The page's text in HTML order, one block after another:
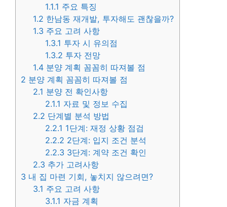
1.1.1 주요 특징
1.2 한남동 재개발, 투자해도 괜찮을까?
1.3 주요 고려 사항
1.3.1 투자 시 유의점
1.3.2 투자 전망
1.4 분양 계획 꼼꼼히 따져볼 점
2 분양 계획 꼼꼼히 따져볼 점
2.1 분양 전 확인사항
2.1.1 자료 및 정보 수집
2.2 단계별 분석 방법
2.2.1 1단계: 재정 상황 점검
2.2.2 2단계: 입지 조건 분석
2.2.3 3단계: 계약 조건 확인
2.3 추가 고려사항
3 내 집 마련 기회, 놓치지 않으려면?
3.1 주요 고려 사항
3.1.1 자금 계획